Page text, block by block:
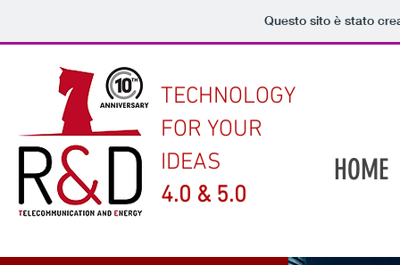
Questo sito è stato
TECHNOLOGY
FOR YOUR
IDEAS
4.0 & 5.0
HOME